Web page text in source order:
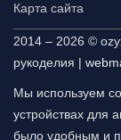
Карта сайта
2014 – 2026 ©
рукоделия |
Мы используем
устройствах для
было удобным и